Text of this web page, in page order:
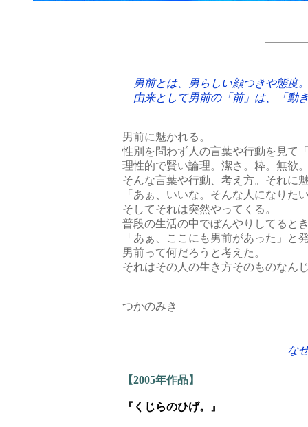
男前とは、男らしい顔つきや態度
由来として男前の「前」は、「動
男前に魅かれる。
性別を問わず人の言葉や行動を見て
理性的で賢い論理。潔さ。粋。無欲
そんな言葉や行動、考え方。それに
「あぁ、いいな。そんな人になりた
そしてそれは突然やってくる。
普段の生活の中でぼんやりしてると
「あぁ、ここにも男前があった」と
男前って何だろうと考えた。
それはその人の生き方そのものなん
つかのみき
な
【2005年作品】
『くじらのひげ。』